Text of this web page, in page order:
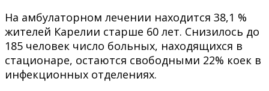
На амбулаторном лечении находится 38,1 %
жителей Карелии старше 60 лет. Снизилось до
185 человек число больных, находящихся в
стационаре, остаются свободными 22% коек в
инфекционных отделениях.